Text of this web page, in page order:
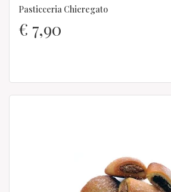
Pasticceria Chieregato
€ 7,90